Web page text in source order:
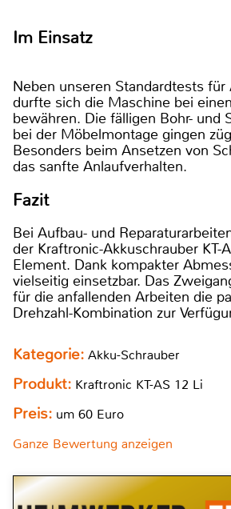
Im Einsatz
Neben unseren Standardtests für
durfte sich die Maschine bei
bewähren. Die fälligen Bohr- und
bei der Möbelmontage gingen
Besonders beim Ansetzen von
das sanfte Anlaufverhalten.
Fazit
Bei Aufbau- und
der Kraftronic-Akkuschrauber KT-
Element. Dank kompakter
vielseitig einsetzbar. Das
für die anfallenden Arbeiten die
Drehzahl-Kombination zur
Kategorie: Akku-Schrauber
Produkt: Kraftronic KT-AS 12 Li
Preis: um 60 Euro
Ganze Bewertung anzeigen